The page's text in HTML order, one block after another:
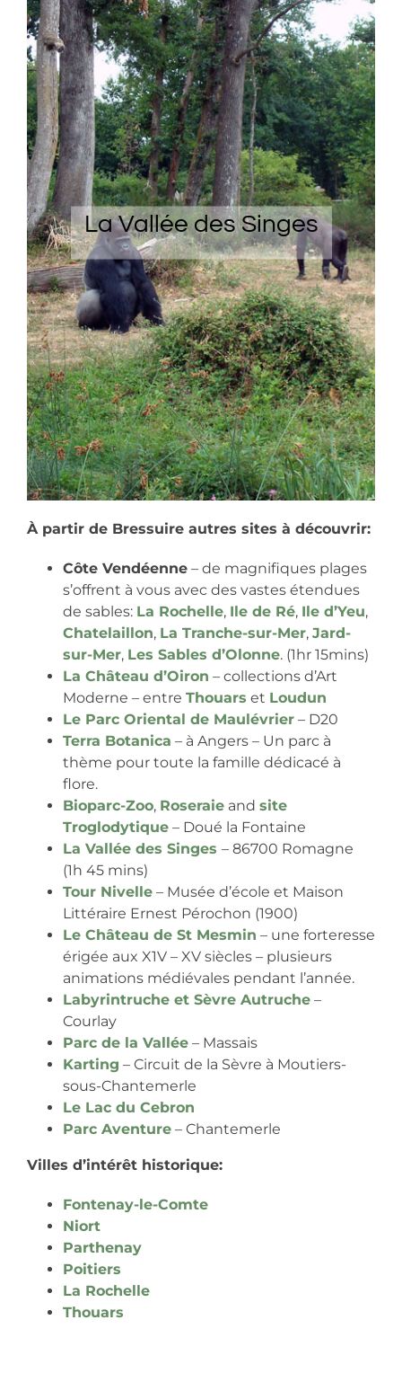
La Vallée des Singes
À partir de Bressuire autres sites à découvrir:
Côte Vendéenne – de magnifiques plages
s’offrent à vous avec des vastes étendues
de sables: La Rochelle, Ile de Ré, Ile d’Yeu,
Chatelaillon, La Tranche-sur-Mer, Jard-
sur-Mer, Les Sables d’Olonne. (1hr 15mins)
La Château d’Oiron – collections d’Art
Moderne – entre Thouars et Loudun
Le Parc Oriental de Maulévrier – D20
Terra Botanica – à Angers – Un parc à
thème pour toute la famille dédicacé à
flore.
Bioparc-Zoo, Roseraie and site
Troglodytique – Doué la Fontaine
La Vallée des Singes – 86700 Romagne
(1h 45 mins)
Tour Nivelle – Musée d’école et Maison
Littéraire Ernest Pérochon (1900)
Le Château de St Mesmin – une forteresse
érigée aux X1V – XV siècles – plusieurs
animations médiévales pendant l’année.
Labyrintruche et Sèvre Autruche –
Courlay
Parc de la Vallée – Massais
Karting – Circuit de la Sèvre à Moutiers-
sous-Chantemerle
Le Lac du Cebron
Parc Aventure – Chantemerle
Villes d’intérêt historique:
Fontenay-le-Comte
Niort
Parthenay
Poitiers
La Rochelle
Thouars